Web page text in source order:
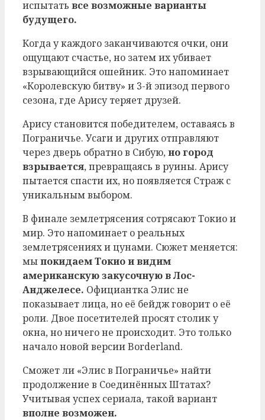
испытать все возможные варианты
будущего.
Когда у каждого заканчиваются очки, они
ощущают счастье, но затем их убивает
взрывающийся ошейник. Это напоминает
«Королевскую битву» и 3-й эпизод первого
сезона, где Арису теряет друзей.
Арису становится победителем, оставаясь в
Пограничье. Усаги и других отправляют
через дверь обратно в Сибую, но город
взрывается, превращаясь в руины. Арису
пытается спасти их, но появляется Страж с
уникальным выбором.
В финале землетрясения сотрясают Токио и
мир. Это напоминает о реальных
землетрясениях и цунами. Сюжет меняется:
мыпокидаем Токио и видим
американскую закусочную в Лос-
Анджелесе. Официантка Элис не
показывает лица, но её бейдж говорит о её
роли. Двое посетителей просят столик у
окна, но ничего не происходит. Это только
начало новой версии Borderland.
Сможет ли «Элис в Пограничье» найти
продолжение в Соединённых Штатах?
Учитывая успех сериала, такой вариант
вполне возможен.